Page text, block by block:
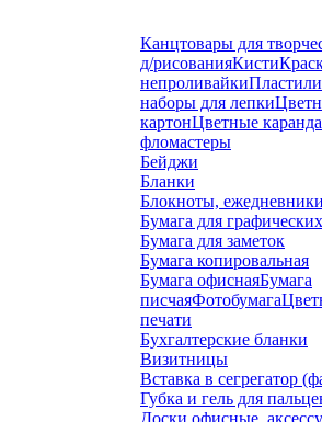
Канцтовары для
д/рисованияКисти
непроливайки
наборы для лепки
картонЦветные
фломастеры
Бейджи
Бланки
Блокноты,
Бумага для
Бумага для заметок
Бумага копировальная
Бумага офиснаяБумага
писчаяФотобумага
печати
Бухгалтерские бланки
Визитницы
Вставка в сегрегатор
Губка и гель для
Доски офисные,